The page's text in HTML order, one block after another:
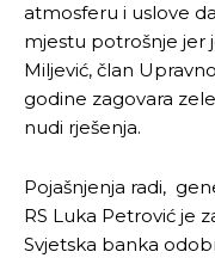
atmosferu i uslove
mjestu potrošnje jer
Miljević, član
godine zagovara
nudi rješenja.
Pojašnjenja radi,
RS Luka Petrović je
Svjetska banka